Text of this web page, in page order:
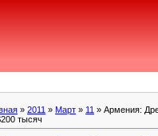
» 2011 » Март » 11 » Армения:
тысяч